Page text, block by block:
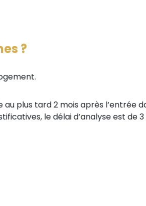
?
plus tard 2 mois après l’entrée
le délai d’analyse est